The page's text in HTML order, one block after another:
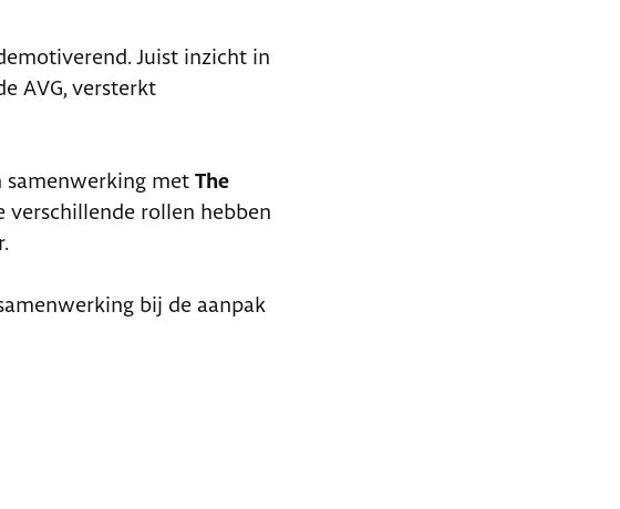
Juist inzicht in
AVG, versterkt
samenwerking met The
verschillende rollen hebben
bij de aanpak